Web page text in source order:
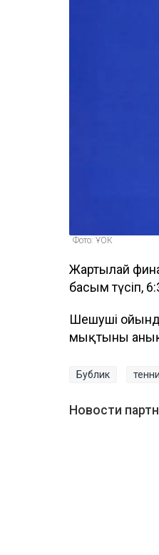
Фото: ҰОК
Жартылай
басым түсіп,
Шешуші
мықтыны
Бублик
Новости